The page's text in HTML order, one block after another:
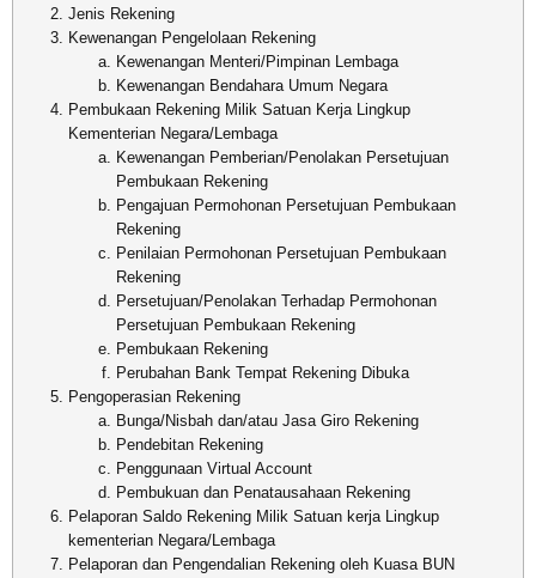
Jenis Rekening
Kewenangan Pengelolaan Rekening
Kewenangan Menteri/Pimpinan Lembaga
Kewenangan Bendahara Umum Negara
Pembukaan Rekening Milik Satuan Kerja Lingkup
Kementerian Negara/Lembaga
Kewenangan Pemberian/Penolakan Persetujuan
Pembukaan Rekening
Pengajuan Permohonan Persetujuan Pembukaan
Rekening
Penilaian Permohonan Persetujuan Pembukaan
Rekening
Persetujuan/Penolakan Terhadap Permohonan
Persetujuan Pembukaan Rekening
Pembukaan Rekening
Perubahan Bank Tempat Rekening Dibuka
Pengoperasian Rekening
Bunga/Nisbah dan/atau Jasa Giro Rekening
Pendebitan Rekening
Penggunaan Virtual Account
Pembukuan dan Penatausahaan Rekening
Pelaporan Saldo Rekening Milik Satuan kerja Lingkup
kementerian Negara/Lembaga
Pelaporan dan Pengendalian Rekening oleh Kuasa BUN